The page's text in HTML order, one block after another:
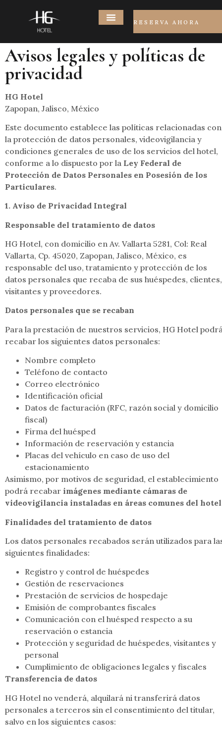
RESERVA AHORA
Avisos legales y políticas de
privacidad
HG Hotel
Zapopan, Jalisco, México
Este documento establece las políticas relacionadas con
la protección de datos personales, videovigilancia y
condiciones generales de uso de los servicios del hotel,
conforme a lo dispuesto por la Ley Federal de
Protección de Datos Personales en Posesión de los
Particulares.
1. Aviso de Privacidad Integral
Responsable del tratamiento de datos
HG Hotel, con domicilio en Av. Vallarta 5281, Col: Real
Vallarta, Cp. 45020, Zapopan, Jalisco, México, es
responsable del uso, tratamiento y protección de los
datos personales que recaba de sus huéspedes, clientes,
visitantes y proveedores.
Datos personales que se recaban
Para la prestación de nuestros servicios, HG Hotel
recabar los siguientes datos personales:
Nombre completo
Teléfono de contacto
Correo electrónico
Identificación oficial
Datos de facturación (RFC, razón social y domicilio
fiscal)
Firma del huésped
Información de reservación y estancia
Placas del vehículo en caso de uso del
estacionamiento
Asimismo, por motivos de seguridad, el establecimiento
podrá recabar imágenes mediante cámaras de
videovigilancia instaladas en áreas comunes del hotel
Finalidades del tratamiento de datos
Los datos personales recabados serán utilizados para
siguientes finalidades:
Registro y control de huéspedes
Gestión de reservaciones
Prestación de servicios de hospedaje
Emisión de comprobantes fiscales
Comunicación con el huésped respecto a su
reservación o estancia
Protección y seguridad de huéspedes, visitantes y
personal
Cumplimiento de obligaciones legales y fiscales
Transferencia de datos
HG Hotel no venderá, alquilará ni transferirá datos
personales a terceros sin el consentimiento del titular,
salvo en los siguientes casos: